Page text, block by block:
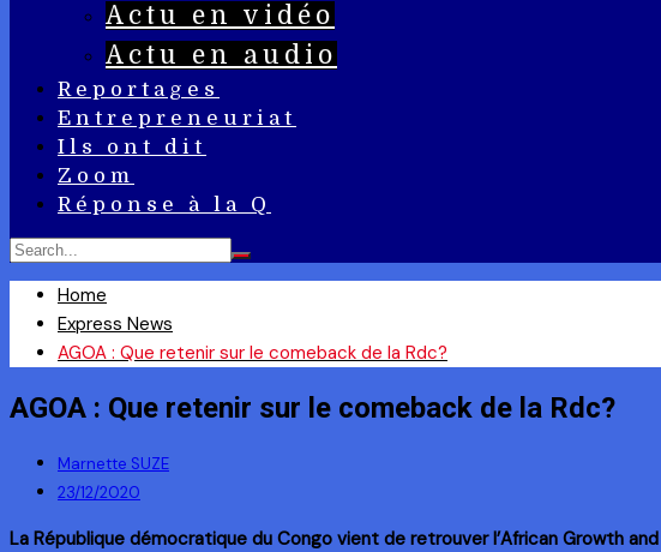
Actu en vidéo
Actu en audio
Reportages
Entrepreneuriat
Ils ont dit
Zoom
Réponse à la Q
Home
Express News
AGOA : Que retenir sur le comeback de la Rdc?
AGOA : Que retenir sur le comeback de la Rdc?
Marnette SUZE
23/12/2020
La République démocratique du Congo vient de retrouver l’African Growth